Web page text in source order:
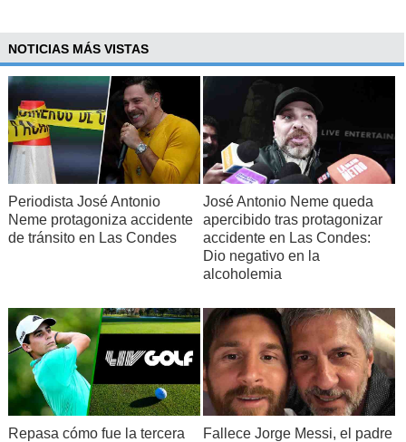
NOTICIAS MÁS VISTAS
Periodista José Antonio
Neme protagoniza accidente
de tránsito en Las Condes
José Antonio Neme queda
apercibido tras protagonizar
accidente en Las Condes:
Dio negativo en la
alcoholemia
Repasa cómo fue la tercera
Fallece Jorge Messi, el padre